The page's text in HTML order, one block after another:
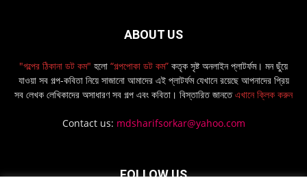
ABOUT US
"গল্পের ঠিকানা ডট কম" হলো “গল্পপোকা ডট কম” কতৃক সৃষ্ট অনলাইন প্লাটর্ফম। মন ছুঁয়ে
যাওয়া সব গল্প-কবিতা নিয়ে সাজানো আমাদের এই প্লাটর্ফম যেখানে রয়েছে আপনাদের প্রিয়
সব লেখক লেখিকাদের অসাধারণ সব গল্প এবং কবিতা। বিস্তারিত জানতেএখানে ক্লিক করুন
Contact us: mdsharifsorkar@yahoo.com
FOLLOW US